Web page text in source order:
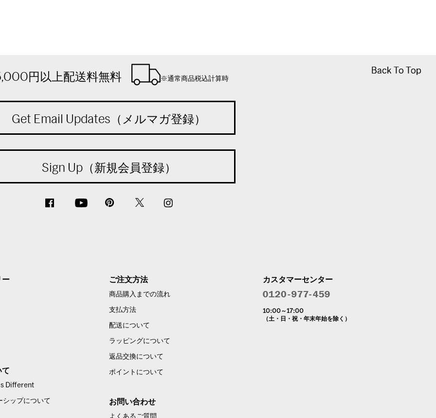
Back To Top
Back To Top
円以上配送料無料 ※通常商品税込計算時
Get Email Updates（メルマガ登録）
Sign Up（新規会員登録）
ー
て
Different
シップについて
ご注文方法
商品購入までの流れ
支払方法
配送について
ラッピングについて
返品交換について
ポイントについて
お問い合わせ
よくあるご質問
カスタマーセンター
10:00～17:00
（土・日・祝・年末年始を除く）